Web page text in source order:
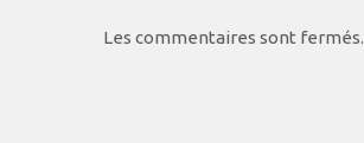
Les commentaires sont fermés.